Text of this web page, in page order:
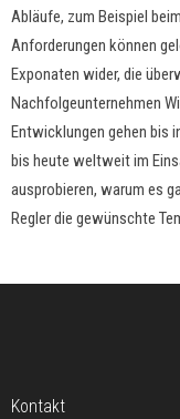
Abläufe, zum Beispiel
Anforderungen können
Exponaten wider, die
Nachfolgeunternehmen
Entwicklungen gehen bis
bis heute weltweit im
ausprobieren, warum es
Regler die gewünschte
Kontakt